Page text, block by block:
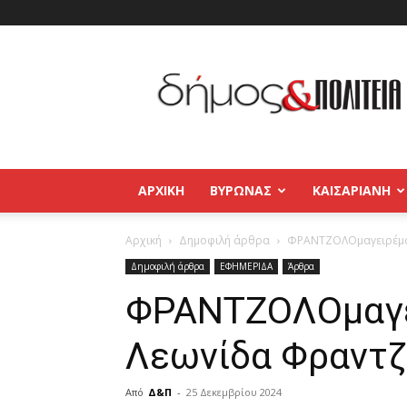
και
Πολιτεία
Βύρωνας
–
Παγκράτι
ΑΡΧΙΚΉ ΒΥΡΩΝΑΣ ΚΑΙΣΑΡΙΑΝΗ
Αρχική Δημοφιλή άρθρα
Δημοφιλή άρθρα ΕΦΗΜΕΡΙΔΑ Άρθρα
Λεωνίδα
Από Δ&Π - 25 Δεκεμβρίου 2024